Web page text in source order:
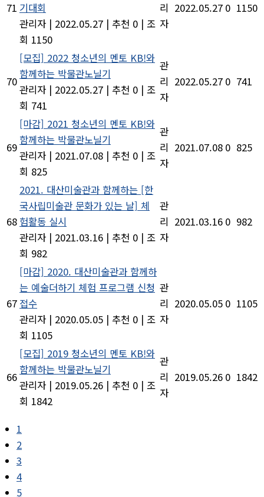
71 기대회
관리자 | 2022.05.27 | 추천 0 | 조
회 1150
리
자
2022.05.27 0 1150
70
[모집] 2022 청소년의 멘토 KB!와
함께하는 박물관노닐기
관리자 | 2022.05.27 | 추천 0 | 조
회 741
관
리
자
2022.05.27 0 741
69
[마감] 2021 청소년의 멘토 KB!와
함께하는 박물관노닐기
관리자 | 2021.07.08 | 추천 0 | 조
회 825
관
리
자
2021.07.08 0 825
68
2021. 대산미술관과 함께하는 [한
국사립미술관 문화가 있는 날] 체
험활동 실시
관리자 | 2021.03.16 | 추천 0 | 조
회 982
관
리
자
2021.03.16 0 982
67
[마감] 2020. 대산미술관과 함께하
는 예술더하기 체험 프로그램 신청
접수
관리자 | 2020.05.05 | 추천 0 | 조
회 1105
관
리
자
2020.05.05 0 1105
66
[모집] 2019 청소년의 멘토 KB!와
함께하는 박물관노닐기
관리자 | 2019.05.26 | 추천 0 | 조
회 1842
관
리
자
2019.05.26 0 1842
1
2
3
4
5